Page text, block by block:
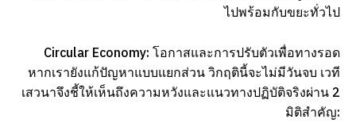
ไปพร้อมกับขยะทั่วไป
Circular Economy: โอกาสและการปรับตัวเพื่อทางรอด
หากเรายังแก้ปัญหาแบบแยกส่วน วิกฤตินี้จะไม่มีวันจบ เวที
เสวนาจึงชี้ให้เห็นถึงความหวังและแนวทางปฏิบัติจริงผ่าน 2
มิติสำคัญ: